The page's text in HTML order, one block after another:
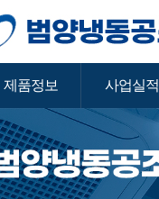
제품정보 사업실적